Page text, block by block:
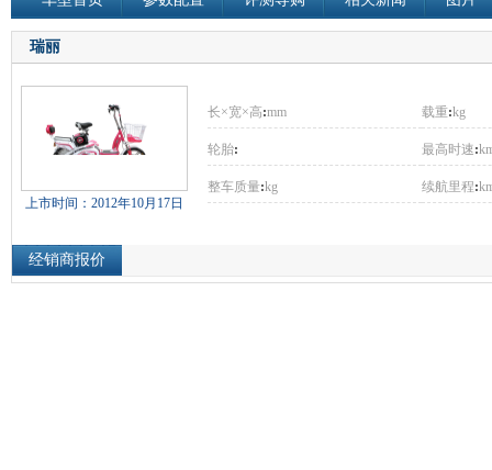
瑞丽
上市时间：2012年10月17日
长×宽×高:mm 载重:kg
轮胎: 最高时速:
整车质量:kg 续航里程:
经销商报价